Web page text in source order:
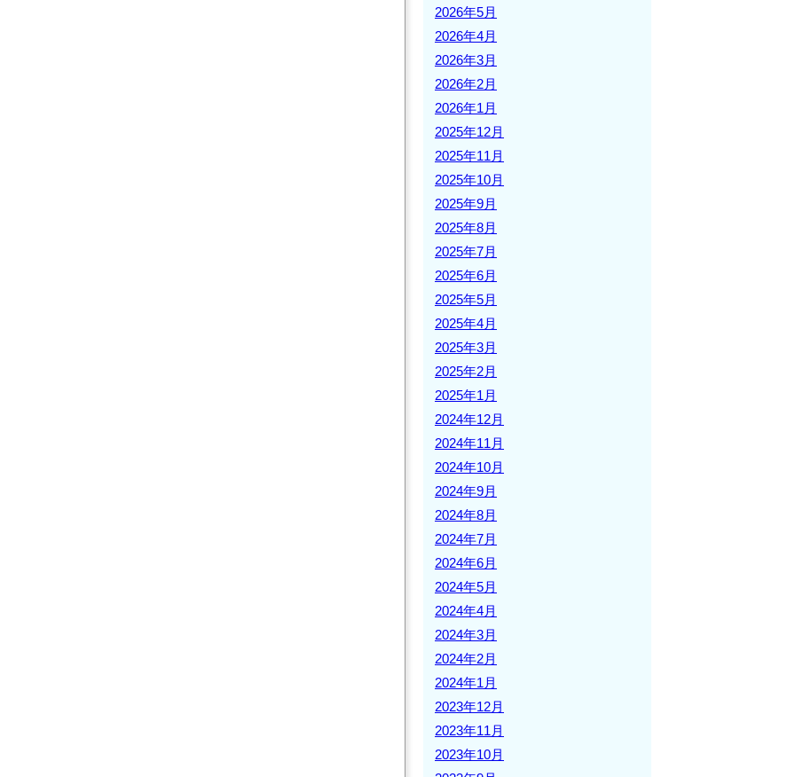
2026年5月
2026年4月
2026年3月
2026年2月
2026年1月
2025年12月
2025年11月
2025年10月
2025年9月
2025年8月
2025年7月
2025年6月
2025年5月
2025年4月
2025年3月
2025年2月
2025年1月
2024年12月
2024年11月
2024年10月
2024年9月
2024年8月
2024年7月
2024年6月
2024年5月
2024年4月
2024年3月
2024年2月
2024年1月
2023年12月
2023年11月
2023年10月